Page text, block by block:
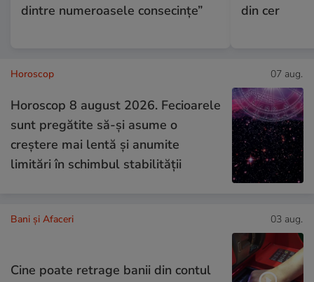
dintre numeroasele consecințe”
din cer
Horoscop 07 aug.
Horoscop 8 august 2026. Fecioarele
sunt pregătite să-și asume o
creștere mai lentă și anumite
limitări în schimbul stabilității
Bani și Afaceri 03 aug.
Cine poate retrage banii din contul